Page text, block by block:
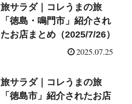
旅サラダ｜コレうまの旅
「徳島・鳴門市」紹介され
たお店まとめ（2025/7/26）
2025.07.25
旅サラダ｜コレうまの旅
「徳島市」紹介されたお店